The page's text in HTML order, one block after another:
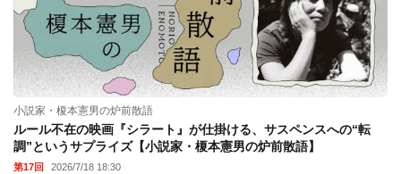
小説家・榎本憲男の炉前散語
ルール不在の映画『シラート』が仕掛ける、サスペンスへの“転
調”というサプライズ【小説家・榎本憲男の炉前散語】
第17回 2026/7/18 18:30